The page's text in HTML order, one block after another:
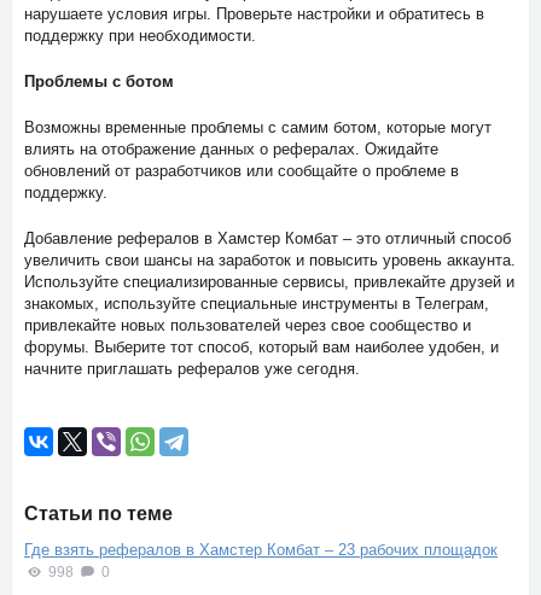
нарушаете условия игры. Проверьте настройки и обратитесь в
поддержку при необходимости.
Проблемы с ботом
Возможны временные проблемы с самим ботом, которые могут
влиять на отображение данных о рефералах. Ожидайте
обновлений от разработчиков или сообщайте о проблеме в
поддержку.
Добавление рефералов в Хамстер Комбат – это отличный способ
увеличить свои шансы на заработок и повысить уровень аккаунта.
Используйте специализированные сервисы, привлекайте друзей и
знакомых, используйте специальные инструменты в Телеграм,
привлекайте новых пользователей через свое сообщество и
форумы. Выберите тот способ, который вам наиболее удобен, и
начните приглашать рефералов уже сегодня.
Статьи по теме
Где взять рефералов в Хамстер Комбат – 23 рабочих площадок
998 0